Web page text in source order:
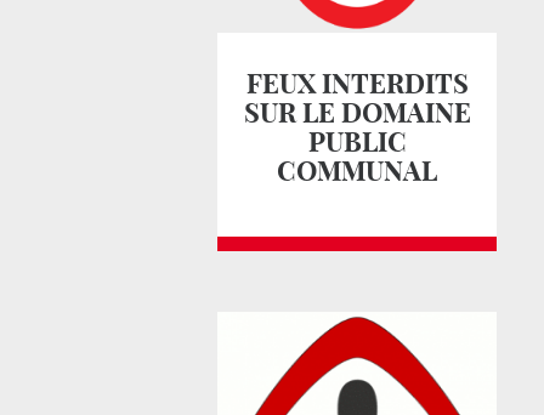
FEUX INTERDITS
SUR LE DOMAINE
PUBLIC
COMMUNAL